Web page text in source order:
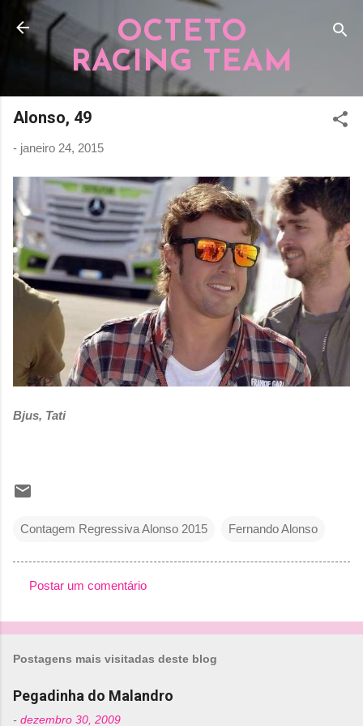
Pular para o conteúdo principal
OCTETO
RACING TEAM
Alonso, 49
- janeiro 24, 2015
Bjus, Tati
Contagem Regressiva Alonso 2015 Fernando Alonso
o
n
t
Postar um comentário
Postagens mais visitadas deste blog
Pegadinha do Malandro
- dezembro 30, 2009